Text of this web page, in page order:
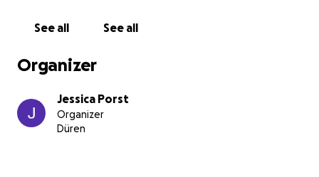
See all See all
Organizer
Jessica Porst
Organizer
Düren